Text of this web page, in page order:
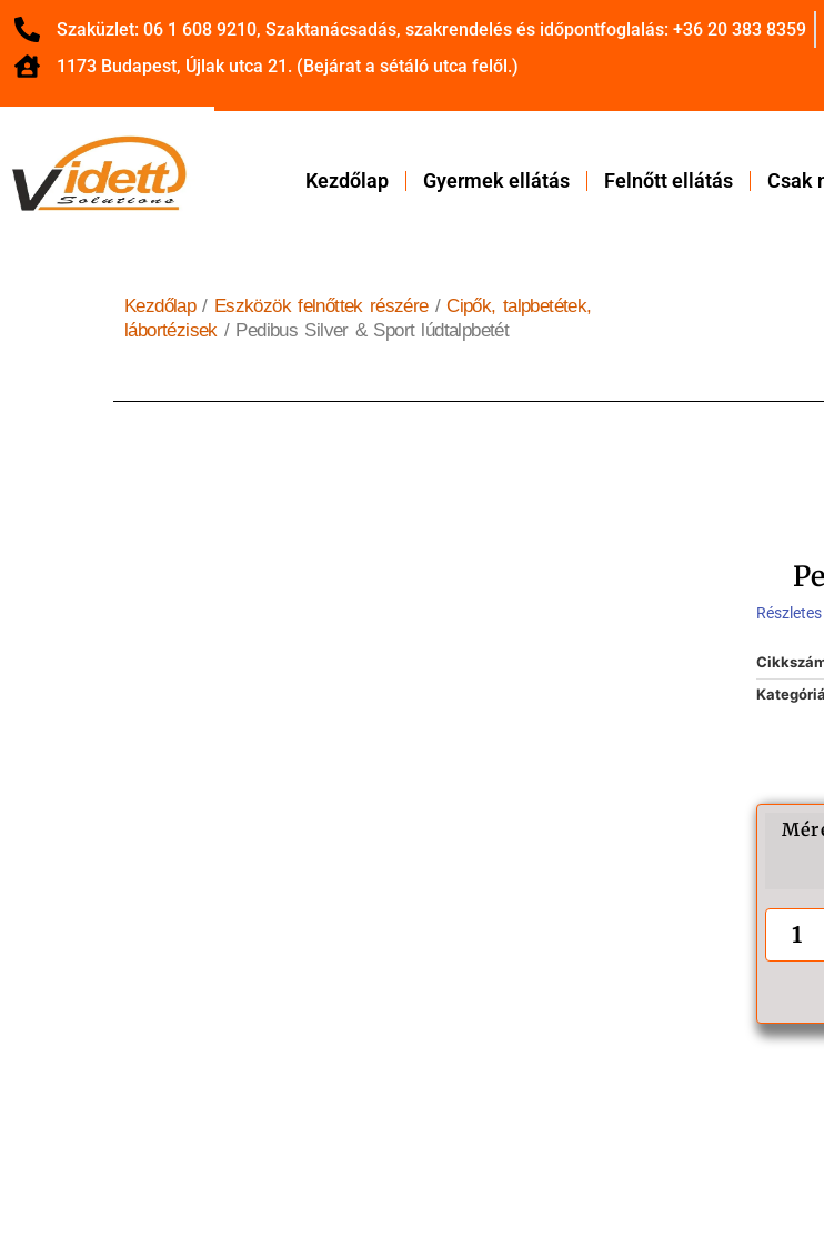
Szaküzlet: 06 1 608 9210, Szaktanácsadás, szakrendelés és időpontfoglalás: +36 20 383 8359
1173 Budapest, Újlak utca 21. (Bejárat a sétáló utca felől.)
Kezdőlap Gyermek ellátás Felnőtt ellátás Csak
Kezdőlap/ Eszközök felnőttek részére/Cipők, talpbetétek,
lábortézisek/ Pedibus Silver & Sport lúdtalpbetét